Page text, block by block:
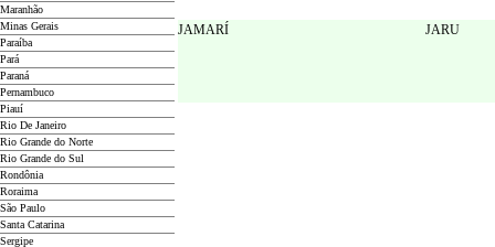
Maranhão
Minas Gerais
Paraíba
Pará
Paraná
Pernambuco
Piauí
Rio De Janeiro
Rio Grande do Norte
Rio Grande do Sul
Rondônia
Roraima
São Paulo
Santa Catarina
Sergipe
JAMARÍ JARU